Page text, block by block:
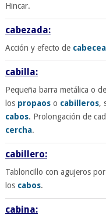
Hincar.
cabezada:
Acción y efecto de
cabilla:
Pequeña barra metálica o
los propaoso cabilleros,
cabos. Prolongación de
cercha.
cabillero:
Tabloncillo con agujeros
los cabos.
cabina: